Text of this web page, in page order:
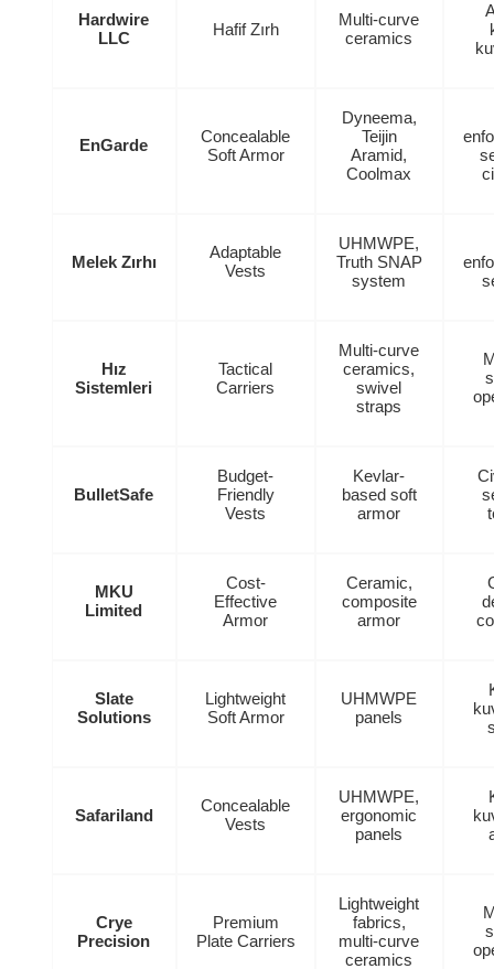
Hardwire
LLC
Hafif Zırh
Multi-curve
ceramics
EnGarde
Concealable
Soft Armor
Dyneema,
Teijin
Aramid,
Coolmax
Melek Zırhı
Adaptable
Vests
UHMWPE,
Truth SNAP
system
Hız
Sistemleri
Tactical
Carriers
Multi-curve
ceramics,
swivel
straps
BulletSafe
Budget-
Friendly
Vests
Kevlar-
based soft
armor
MKU
Limited
Cost-
Effective
Armor
Ceramic,
composite
armor
Slate
Solutions
Lightweight
Soft Armor
UHMWPE
panels
Safariland
Concealable
Vests
UHMWPE,
ergonomic
panels
Crye
Precision
Premium
Plate Carriers
Lightweight
fabrics,
multi-curve
ceramics